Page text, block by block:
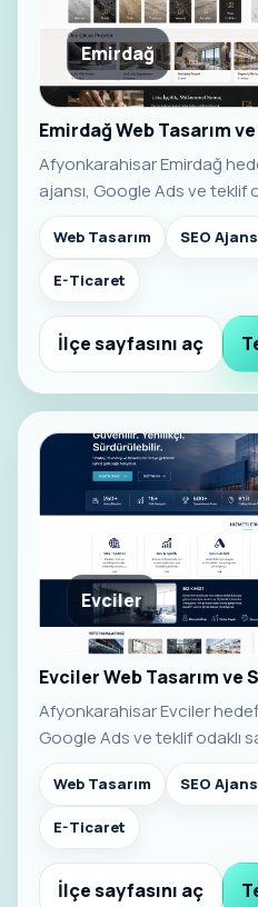
Emirdağ
Emirdağ Web Tasarım ve
Afyonkarahisar Emirdağ
ajansı, Google Ads ve teklif
Web Tasarım SEO
E-Ticaret
İlçe sayfasını aç
Evciler
Evciler Web Tasarım ve
Afyonkarahisar Evciler
Google Ads ve teklif odaklı
Web Tasarım SEO
E-Ticaret
İlçe sayfasını aç